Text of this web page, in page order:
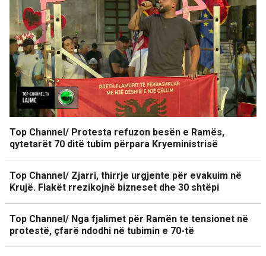
Top Channel/ Protesta refuzon besën e Ramës,
qytetarët 70 ditë tubim përpara Kryeministrisë
Top Channel/ Zjarri, thirrje urgjente për evakuim në
Krujë. Flakët rrezikojnë bizneset dhe 30 shtëpi
Top Channel/ Nga fjalimet për Ramën te tensionet në
protestë, çfarë ndodhi në tubimin e 70-të